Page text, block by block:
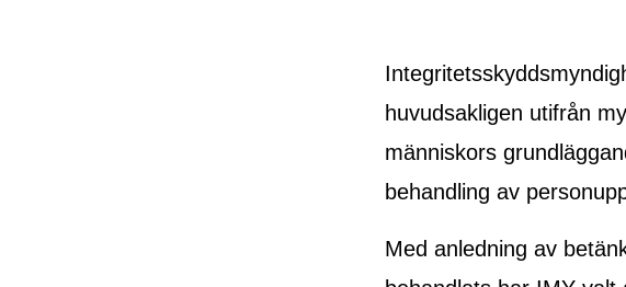
huvudsakligen utifrån
människors
behandling av
Med anledning av